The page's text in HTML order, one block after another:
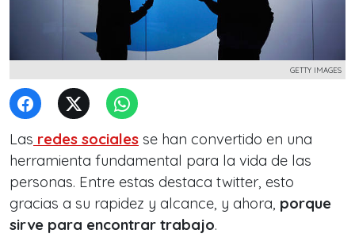
GETTY IMAGES
Las redes sociales se han convertido en una
herramienta fundamental para la vida de las
personas. Entre estas destaca twitter, esto
gracias a su rapidez y alcance, y ahora, porque
sirve para encontrar trabajo.